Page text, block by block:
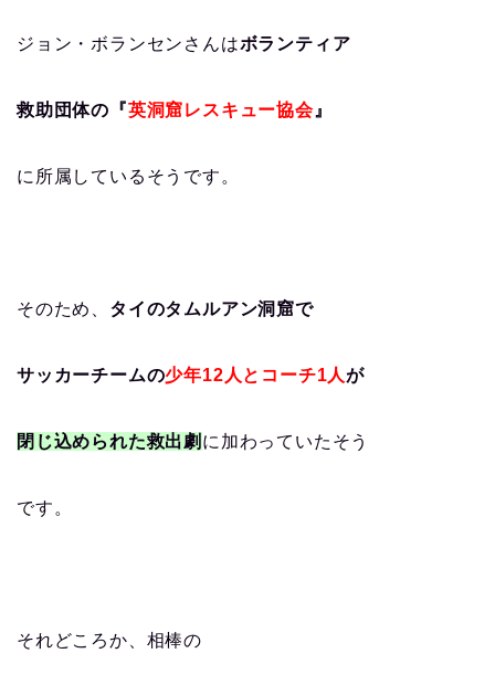
ジョン・ボランセンさんはボランティア
救助団体の『英洞窟レスキュー協会』
に所属しているそうです。
そのため、 タイのタムルアン洞窟で
サッカーチームの少年12​人とコーチ1人が
閉じ込められた救出劇 に加わっていたそう
です。
それどころか、相棒の